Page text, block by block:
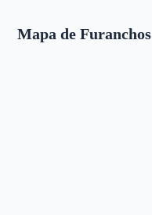
Mapa de Furanchos